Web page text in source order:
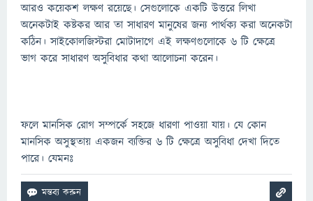
আরও কয়েকশ লক্ষণ রয়েছে। সেগুলোকে একটি উত্তরে লিখা
অনেকটাই কষ্টকর আর তা সাধারণ মানুষের জন্য পার্থক্য করা অনেকটা
কঠিন। সাইকোলজিস্টরা মোটাদাগে এই লক্ষণগুলোকে ৬ টি ক্ষেত্রে
ভাগ করে সাধারণ অসুবিধার কথা আলোচনা করেন।
ফলে মানসিক রোগ সম্পর্কে সহজে ধারণা পাওয়া যায়। যে কোন
মানসিক অসুস্থতায় একজন ব্যক্তির ৬ টি ক্ষেত্রে অসুবিধা দেখা দিতে
পারে। যেমনঃ